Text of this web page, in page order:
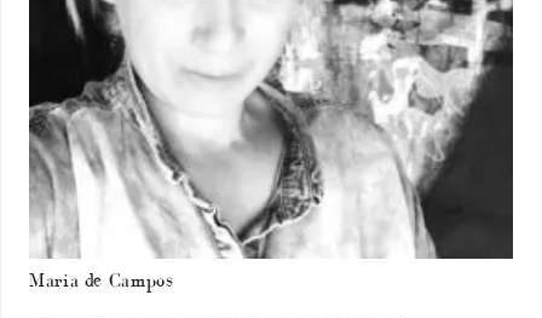
Maria de Campos